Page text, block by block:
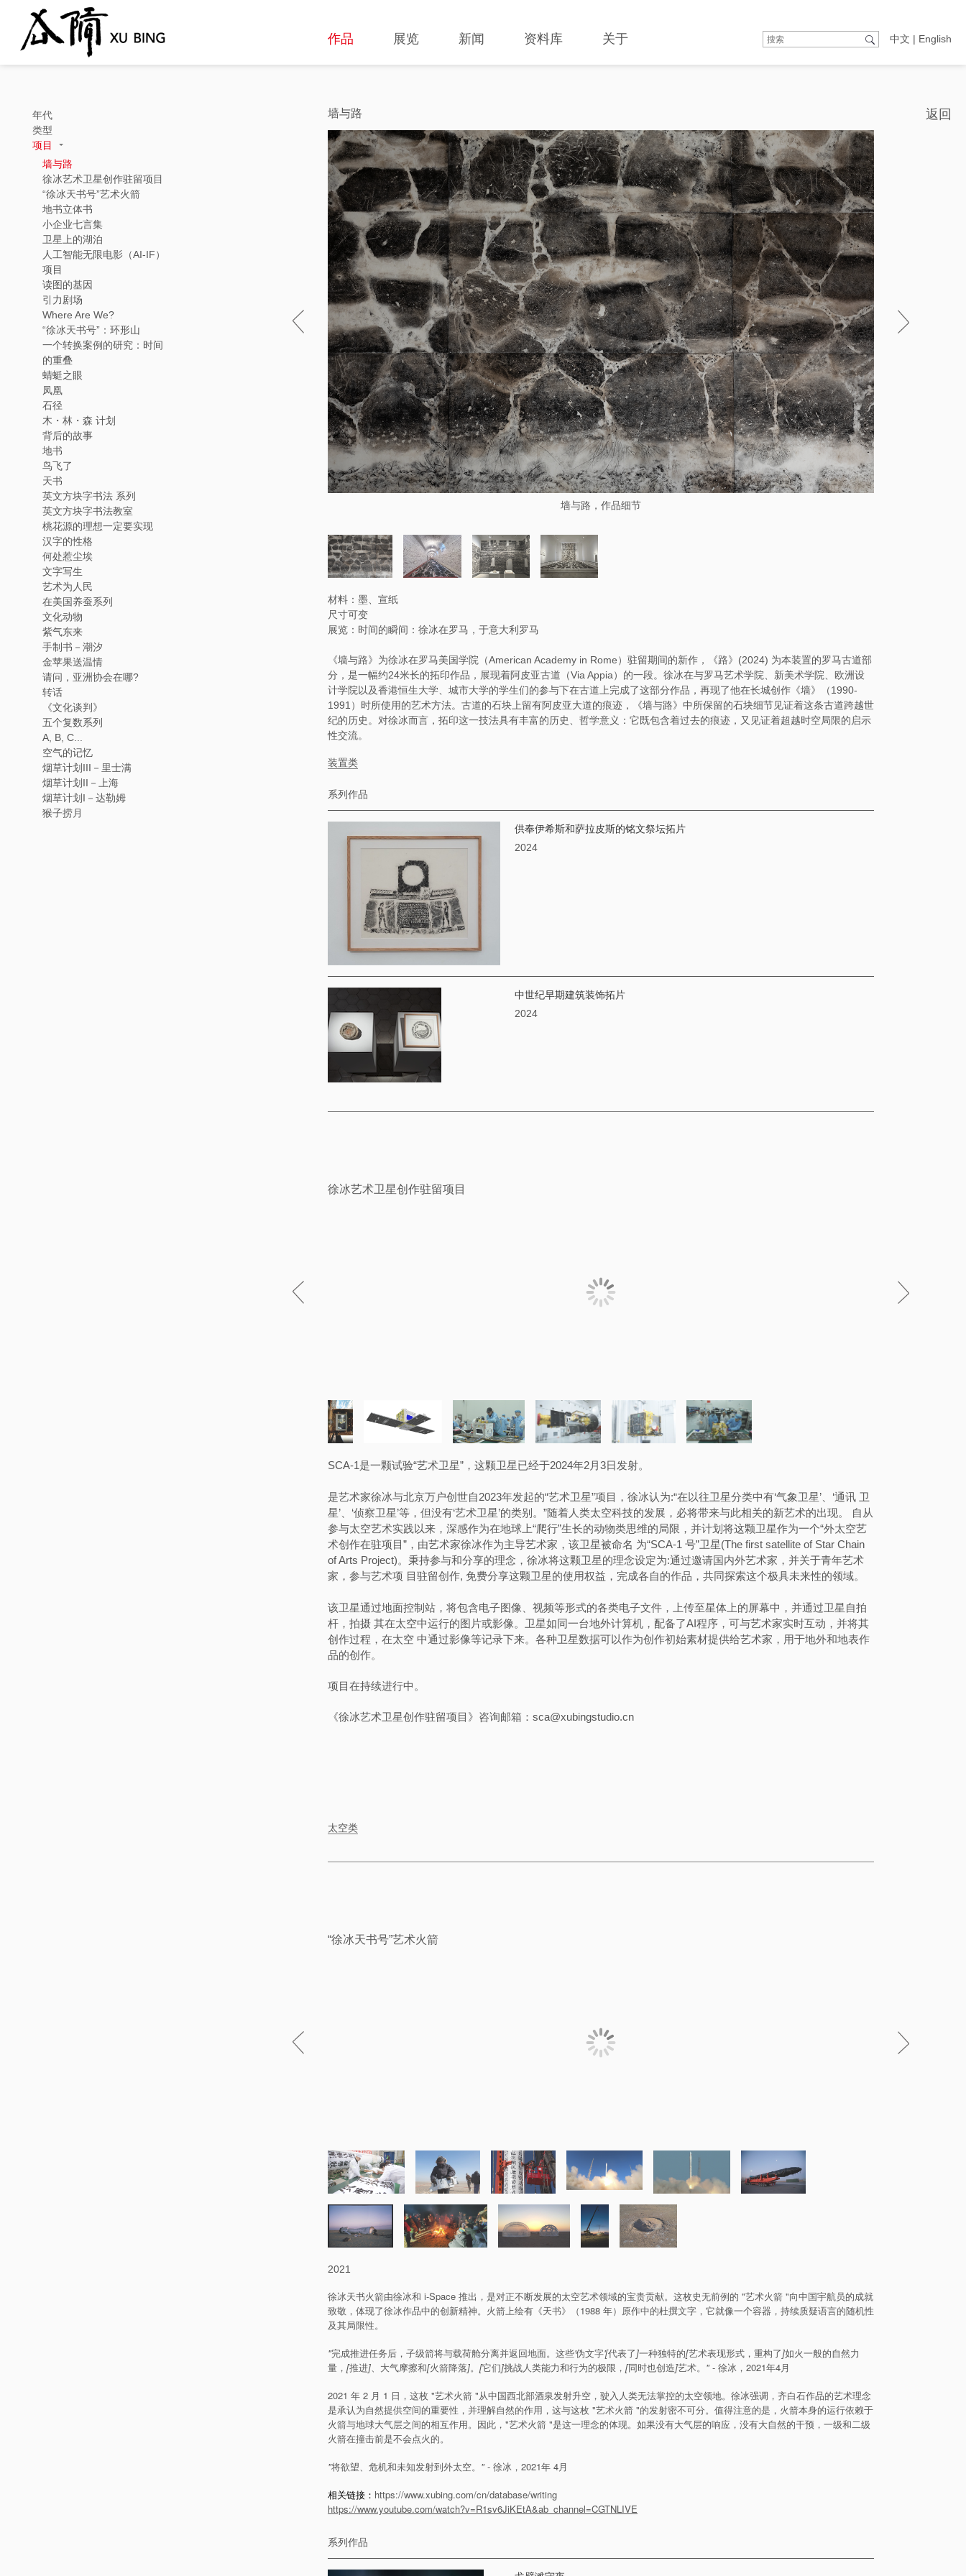
作品 展览 新闻 资料库 关于 中文 | English
年代
类型
项目
墙与路
徐冰艺术卫星创作驻留项目
“徐冰天书号”艺术火箭
地书立体书
小企业七言集
卫星上的湖泊
人工智能无限电影（AI-IF）
项目
读图的基因
引力剧场
Where Are We?
“徐冰天书号”：环形山
一个转换案例的研究：时间
的重叠
蜻蜓之眼
凤凰
石径
木・林・森 计划
背后的故事
地书
鸟飞了
天书
英文方块字书法 系列
英文方块字书法教室
桃花源的理想一定要实现
汉字的性格
何处惹尘埃
文字写生
艺术为人民
在美国养蚕系列
文化动物
紫气东来
手制书－潮汐
金苹果送温情
请问，亚洲协会在哪?
转话
《文化谈判》
五个复数系列
A, B, C...
空气的记忆
烟草计划III－里士满
烟草计划II－上海
烟草计划I－达勒姆
猴子捞月
返回
墙与路
墙与路，作品细节
材料：墨、宣纸
尺寸可变
展览：时间的瞬间：徐冰在罗马，于意大利罗马
《墙与路》为徐冰在罗马美国学院（American Academy in Rome）驻留期间的新作，《路》(2024) 为本装置的罗马古道部
分，是一幅约24米长的拓印作品，展现着阿皮亚古道（Via Appia）的一段。徐冰在与罗马艺术学院、新美术学院、欧洲设
计学院以及香港恒生大学、城市大学的学生们的参与下在古道上完成了这部分作品，再现了他在长城创作《墙》（1990-
1991）时所使用的艺术方法。古道的石块上留有阿皮亚大道的痕迹，《墙与路》中所保留的石块细节见证着这条古道跨越世
纪的历史。对徐冰而言，拓印这一技法具有丰富的历史、哲学意义：它既包含着过去的痕迹，又见证着超越时空局限的启示
性交流。
装置类
系列作品
供奉伊希斯和萨拉皮斯的铭文祭坛拓片
2024
中世纪早期建筑装饰拓片
2024
徐冰艺术卫星创作驻留项目
SCA-1是一颗试验“艺术卫星”，这颗卫星已经于2024年2月3日发射。
是艺术家徐冰与北京万户创世自2023年发起的“艺术卫星”项目，徐冰认为:“在以往卫星分类中有‘气象卫星’、‘通讯 卫
星’、‘侦察卫星’等，但没有‘艺术卫星’的类别。”随着人类太空科技的发展，必将带来与此相关的新艺术的出现。 自从
参与太空艺术实践以来，深感作为在地球上“爬行”生长的动物类思维的局限，并计划将这颗卫星作为一个“外太空艺
术创作在驻项目”，由艺术家徐冰作为主导艺术家，该卫星被命名 为“SCA-1 号”卫星(The first satellite of Star Chain
of Arts Project)。秉持参与和分享的理念，徐冰将这颗卫星的理念设定为:通过邀请国内外艺术家，并关于青年艺术
家，参与艺术项 目驻留创作, 免费分享这颗卫星的使用权益，完成各自的作品，共同探索这个极具未来性的领域。
该卫星通过地面控制站，将包含电子图像、视频等形式的各类电子文件，上传至星体上的屏幕中，并通过卫星自拍
杆，拍摄 其在太空中运行的图片或影像。卫星如同一台地外计算机，配备了AI程序，可与艺术家实时互动， 并将其
创作过程，在太空 中通过影像等记录下来。各种卫星数据可以作为创作初始素材提供给艺术家，用于地外和地表作
品的创作。
项目在持续进行中。
《徐冰艺术卫星创作驻留项目》咨询邮箱：sca@xubingstudio.cn
太空类
“徐冰天书号”艺术火箭
2021
徐冰天书火箭由徐冰和 i-Space 推出，是对正不断发展的太空艺术领域的宝贵贡献。这枚史无前例的 "艺术火箭 "向中国宇航员的成就
致敬，体现了徐冰作品中的创新精神。火箭上绘有《天书》（1988 年）原作中的杜撰文字，它就像一个容器，持续质疑语言的随机性
及其局限性。
"完成推进任务后，子级箭将与载荷舱分离并返回地面。这些'伪文字'[代表了]一种独特的[艺术表现形式，重构了]如火一般的自然力
量， [推进]、大气摩擦和[火箭降落]。 [它们]挑战人类能力和行为的极限， [同时也创造]艺术。 "- 徐冰，2021年4月
2021 年 2 月 1 日，这枚 "艺术火箭 "从中国西北部酒泉发射升空，驶入人类无法掌控的太空领地。徐冰强调，齐白石作品的艺术理念
是承认为自然提供空间的重要性，并理解自然的作用，这与这枚 "艺术火箭 "的发射密不可分。值得注意的是，火箭本身的运行依赖于
火箭与地球大气层之间的相互作用。因此，"艺术火箭 "是这一理念的体现。如果没有大气层的响应，没有大自然的干预，一级和二级
火箭在撞击前是不会点火的。
"将欲望、危机和未知发射到外太空。 "- 徐冰，2021年 4月
相关链接： https://www.xubing.com/cn/database/writing
https://www.youtube.com/watch?v=R1sv6JiKEtA&ab_channel=CGTNLIVE
系列作品